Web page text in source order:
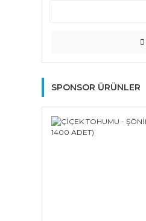
SPONSOR ÜRÜNLER